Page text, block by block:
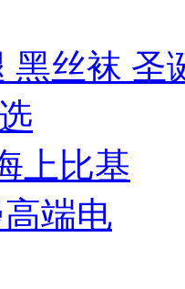
黑丝袜 圣